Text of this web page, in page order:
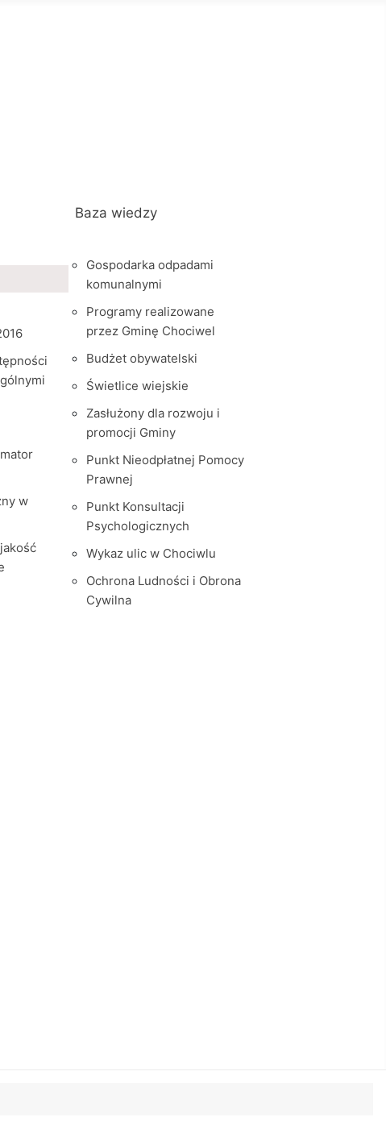
w
Baza wiedzy
Gospodarka odpadami
komunalnymi
Programy realizowane
przez Gminę Chociwel
Budżet obywatelski
Świetlice wiejskie
Zasłużony dla rozwoju i
promocji Gminy
Punkt Nieodpłatnej Pomocy
Prawnej
Punkt Konsultacji
Psychologicznych
Wykaz ulic w Chociwlu
Ochrona Ludności i Obrona
Cywilna